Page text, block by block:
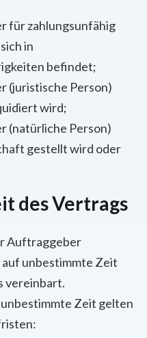
für zahlungsunfähig
in
befindet;
(juristische Person)
wird;
(natürliche Person)
gestellt wird oder
des Vertrags
Auftraggeber
unbestimmte Zeit
vereinbart.
Zeit gelten